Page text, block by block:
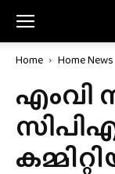
Home Home News
എംവി